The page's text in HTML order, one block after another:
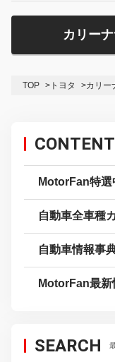
カリー
TOP トヨタ カリー
MotorFan特選
自動車全車種
自動車情報事
MotorFan最新
SEARCH